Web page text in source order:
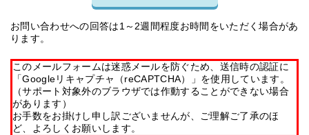
お問い合わせへの回答は1～2週間程度お時間をいただく場合があ
ります。
このメールフォームは迷惑メールを防ぐため、送信時の認証に
「Googleリキャプチャ（reCAPTCHA）」を使用しています。
（サポート対象外のブラウザでは作動することができない場合
があります）
お手数をお掛けし申し訳ございませんが、ご理解ご了承のほ
ど、よろしくお願いします。